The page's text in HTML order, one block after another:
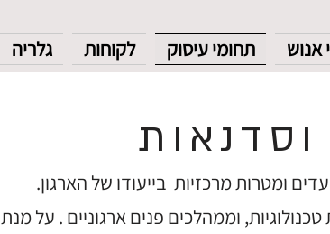
אנוש תחומי עיסוק לקוחות גלריה
ומטרות מרכזיות בייעודו של הארגון.
וממהלכים פנים ארגוניים . על מנת